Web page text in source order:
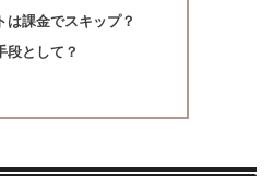
は課金でスキップ？
段として？